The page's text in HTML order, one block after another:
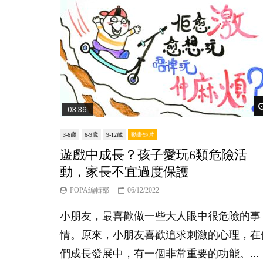
03:36
3-6歲 6-9歲 9-12歲 動畫短片
遊戲中成長？孩子愛玩6類危險活
動，家長不宜過度保護
POPA編輯部 06/12/2022
小朋友，最喜歡做一些大人眼中很危險的事
情。原來，小朋友喜歡追求刺激的心理，在
們成長發展中，有一個非常重要的功能。...